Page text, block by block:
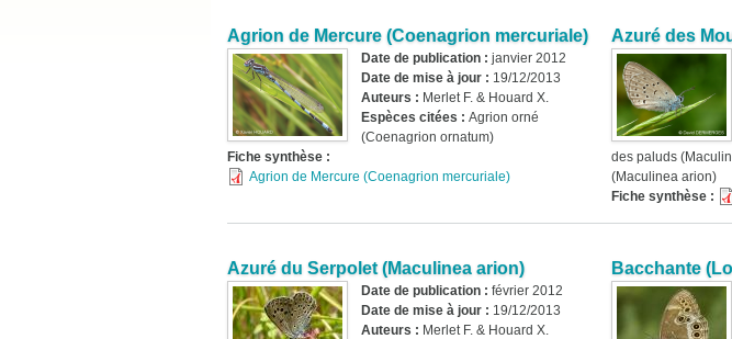
Agrion de Mercure (Coenagrion mercuriale)
Date de publication : janvier 2012
Date de mise à jour : 19/12/2013
Auteurs : Merlet F. & Houard X.
Espèces citées : Agrion orné
(Coenagrion ornatum)
Fiche synthèse :
Agrion de Mercure (Coenagrion mercuriale)
Azuré des
des paluds
(Maculinea arion)
Fiche synthèse :
Azuré du Serpolet (Maculinea arion)
Date de publication : février 2012
Date de mise à jour : 19/12/2013
Auteurs : Merlet F. & Houard X.
Bacchante